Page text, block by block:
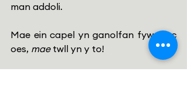
man addoli.
Mae ein capel yn ganolfan fyw – ac
oes, mae twll yn y to!